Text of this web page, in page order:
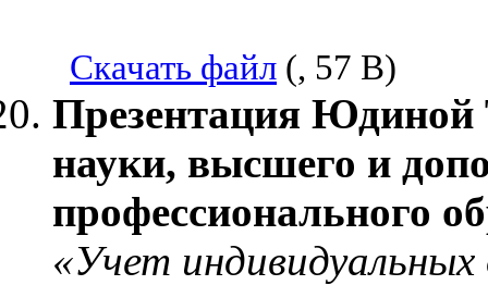
Скачать файл (, 57 B)
Презентация Юдиной
науки, высшего и
профессионального
«Учет